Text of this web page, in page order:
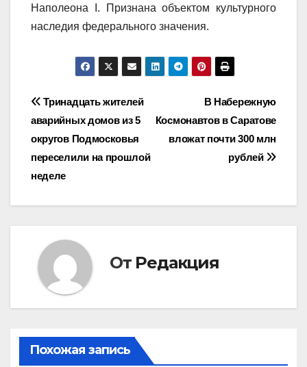
Наполеона I. Признана объектом культурного
наследия федерального значения.
Навигация
по
записям
В Набережную
Космонавтов в Саратове
вложат почти 300 млн
рублей
Тринадцать жителей
аварийных домов из 5
округов Подмосковья
переселили на прошлой
неделе
От Редакция
Похожая запись